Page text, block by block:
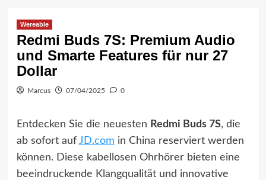
Wereable
Redmi Buds 7S: Premium Audio
und Smarte Features für nur 27
Dollar
Marcus 07/04/2025 0
Entdecken Sie die neuesten Redmi Buds 7S, die
ab sofort auf JD.com in China reserviert werden
können. Diese kabellosen Ohrhörer bieten eine
beeindruckende Klangqualität und innovative